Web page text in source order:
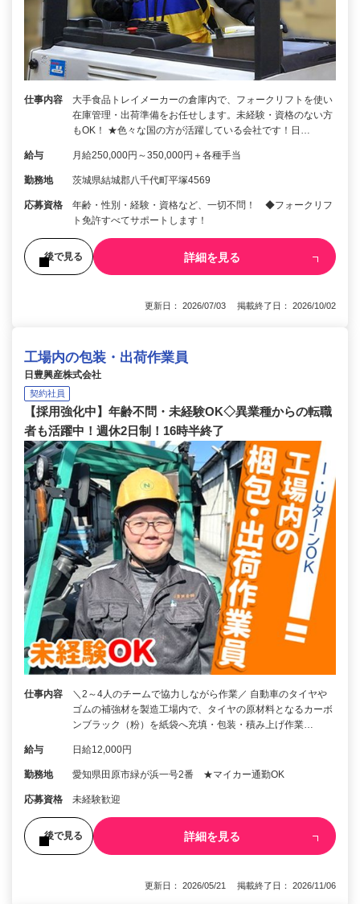
仕事内容
大手食品トレイメーカーの倉庫内で、フォークリフトを使い
在庫管理・出荷準備をお任せします。未経験・資格のない方
もOK！ ★色々な国の方が活躍している会社です！日…
給与 月給250,000円～350,000円＋各種手当
勤務地 茨城県結城郡八千代町平塚4569
応募資格
年齢・性別・経験・資格など、一切不問！ ◆フォークリフ
ト免許すべてサポートします！
後で見る 詳細を見る
更新日： 2026/07/03 掲載終了日： 2026/10/02
工場内の包装・出荷作業員
日豊興産株式会社
契約社員
【採用強化中】年齢不問・未経験OK◇異業種からの転職
者も活躍中！週休2日制！16時半終了
仕事内容
＼2～4人のチームで協力しながら作業／ 自動車のタイヤや
ゴムの補強材を製造工場内で、タイヤの原材料となるカーボ
ンブラック（粉）を紙袋へ充填・包装・積み上げ作業…
給与 日給12,000円
勤務地 愛知県田原市緑が浜一号2番 ★マイカー通勤OK
応募資格 未経験歓迎
後で見る 詳細を見る
更新日： 2026/05/21 掲載終了日： 2026/11/06